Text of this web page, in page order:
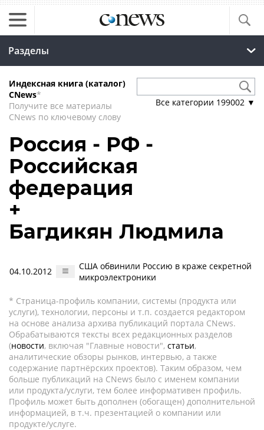
Разделы
Индексная книга (каталог)
CNews*
Получите все материалы
CNews по ключевому слову
Все категории 199002 ▼
Россия - РФ -
Российская
федерация
+
Багдикян Людмила
04.10.2012
США обвинили Россию в краже секретной
микроэлектроники
* Страница-профиль компании, системы (продукта или
услуги), технологии, персоны и т.п. создается редактором
на основе анализа архива публикаций портала CNews.
Обрабатываются тексты всех редакционных разделов
(новости, включая "Главные новости", статьи,
аналитические обзоры рынков, интервью, а также
содержание партнёрских проектов). Таким образом, чем
больше публикаций на CNews было с именем компании
или продукта/услуги, тем более информативен профиль.
Профиль может быть дополнен (обогащен) дополнительной
информацией, в т.ч. презентацией о компании или
продукте/услуге.